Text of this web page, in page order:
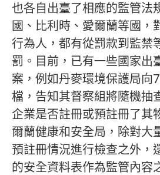
也各自出臺了相應的監管法
國、比利時、愛爾蘭等國，
行為人，都有從罰款到監禁
罰。目前，已有一些國家出
案，例如丹麥環境保護局向
檔，告知其督察組將隨機抽
企業是否註冊或預註冊了其
爾蘭健康和安全局，除對大
預註冊情況進行檢查之外，
的安全資料表作為監管內容